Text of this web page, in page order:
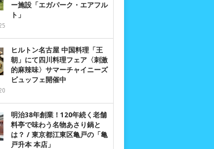
ー施設「エガパーク・エアフル
ト」
ヒルトン名古屋 中国料理「王
朝」にて四川料理フェア〈刺激
的麻辣味〉サマーチャイニーズ
ビュッフェ開催中
明治38年創業！120年続く老舗
料亭で味わう名物あさり鍋と
は？ / 東京都江東区亀戸の「亀
戸升本 本店」